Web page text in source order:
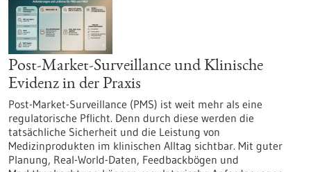
Post-Market-Surveillance und Klinische
Evidenz in der Praxis
Post-Market-Surveillance (PMS) ist weit mehr als eine
regulatorische Pflicht. Denn durch diese werden die
tatsächliche Sicherheit und die Leistung von
Medizinprodukten im klinischen Alltag sichtbar. Mit guter
Planung, Real-World-Daten, Feedbackbögen und